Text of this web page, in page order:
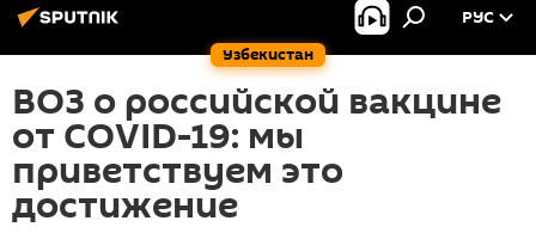
Узбекистан
РУС
ВОЗ о российской вакцине
от COVID-19: мы
приветствуем это
достижение